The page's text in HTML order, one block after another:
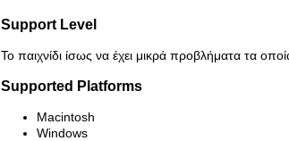
Support Level
Το παιχνίδι ίσως να έχει μικρά προβλήματα τα
Supported Platforms
Macintosh
Windows